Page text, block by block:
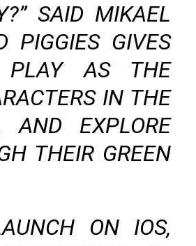
SAID MIKAEL
PIGGIES GIVES
PLAY AS THE
IN THE
AND EXPLORE
THEIR GREEN
ON IOS,